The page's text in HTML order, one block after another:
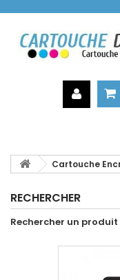
Cartouche
RECHERCHER
Rechercher un produit